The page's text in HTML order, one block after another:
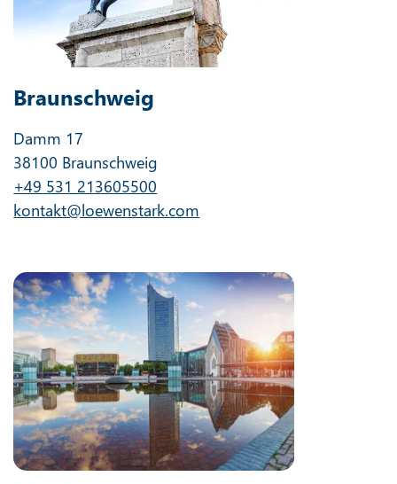
Braunschweig
Damm 17
38100 Braunschweig
+49 531 213605500
kontakt@loewenstark.com